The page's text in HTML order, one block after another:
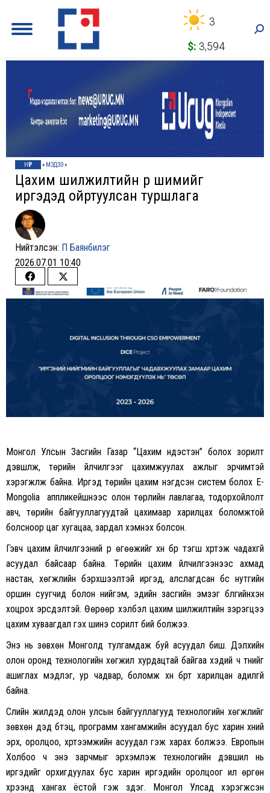
3
$: 3,594
НҮҮР » МЭДЭЭ»
Цахим шилжилтийн үр шимийг
иргэдэд ойртуулсан туршлага
Нийтэлсэн: П Баянбилэг
2026.07.01 10:40
Share
Share
Монгол Улсын Засгийн Газар “Цахим үндэстэн” болох зорилт
дэвшүүлж, төрийн үйлчилгээг цахимжуулах ажлыг эрчимтэй
хэрэгжүүлж байна. Иргэд төрийн цахим нэгдсэн систем болох E-
Mongolia аппликейшнээс олон төрлийн лавлагаа, тодорхойлолт
авч, төрийн байгууллагуудтай цахимаар харилцах боломжтой
болсноор цаг хугацаа, зардал хэмнэх болсон.
Гэвч цахим үйлчилгээний үр өгөөжийг хүн бүр тэгш хүртэж чадахгүй
асуудал байсаар байна. Төрийн цахим үйлчилгээнээс ахмад
настан, хөгжлийн бэрхшээлтэй иргэд, алслагдсан бүс нутгийн
оршин суугчид болон нийгэм, эдийн засгийн эмзэг бүлгийнхэн
хоцрох эрсдэлтэй. Өөрөөр хэлбэл цахим шилжилтийн зэрэгцээ
цахим хуваагдал гэх шинэ сорилт бий болжээ.
Энэ нь зөвхөн Монголд тулгамдаж буй асуудал биш. Дэлхийн
олон оронд технологийн хөгжил хурдацтай байгаа хэдий ч түүнийг
ашиглах мэдлэг, ур чадвар, боломж хүн бүрт харилцан адилгүй
байна.
Сүүлийн жилүүдэд олон улсын байгууллагууд технологийн хөгжлийг
зөвхөн дэд бүтэц, программ хангамжийн асуудал бус харин хүний
эрх, оролцоо, хүртээмжийн асуудал гэж харах болжээ. Европын
Холбоо ч энэ зарчмыг эрхэмлэж технологийн дэвшил нь
иргэдийг орхигдуулах бус харин иргэдийн оролцоог илүү өргөн
хүрээнд хангах ёстой гэж үздэг. Монгол Улсад хэрэгжсэн